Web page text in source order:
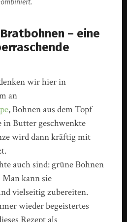
– eine
wir hier in
an
, Bohnen aus dem Topf
in Butter geschwenkte
wird dann kräftig mit
auch sind: grüne Bohnen
kann sie
vielseitig zubereiten.
wieder begeistertes